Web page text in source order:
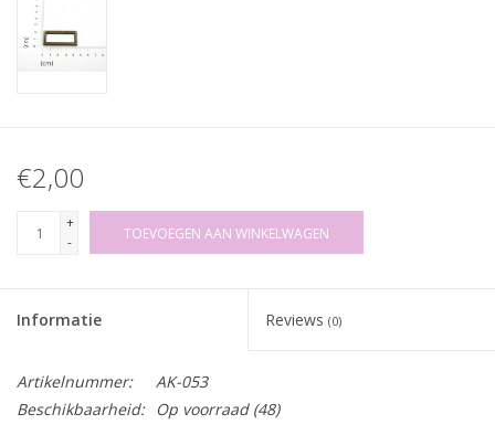
€2,00
+
-
TOEVOEGEN AAN WINKELWAGEN
Informatie Reviews (0)
Artikelnummer:
AK-053
Beschikbaarheid:
Op voorraad(48)